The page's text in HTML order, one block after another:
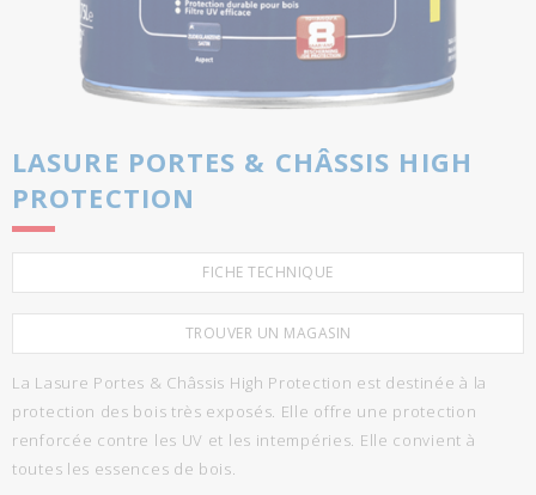
LASURE PORTES & CHÂSSIS HIGH
PROTECTION
FICHE TECHNIQUE
TROUVER UN MAGASIN
La Lasure Portes & Châssis High Protection est destinée à la
protection des bois très exposés. Elle offre une protection
renforcée contre les UV et les intempéries. Elle convient à
toutes les essences de bois.